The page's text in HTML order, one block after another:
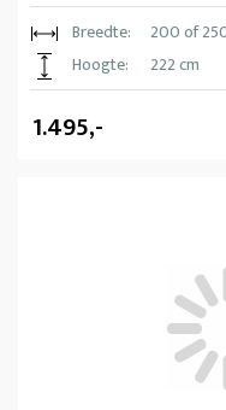
Breedte:
200 of
Hoogte:
222 cm
1.495,-